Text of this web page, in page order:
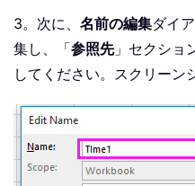
3。次に、 名前の編集ダイ
集し、「参照先」セクショ
してください。スクリーン